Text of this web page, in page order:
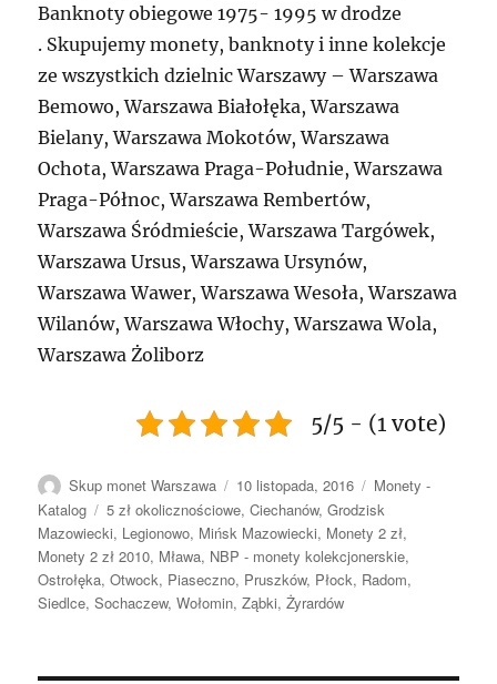
Banknoty obiegowe 1975- 1995 w drodze
. Skupujemy monety, banknoty i inne kolekcje
ze wszystkich dzielnic Warszawy – Warszawa
Bemowo, Warszawa Białołęka, Warszawa
Bielany, Warszawa Mokotów, Warszawa
Ochota, Warszawa Praga-Południe, Warszawa
Praga-Północ, Warszawa Rembertów,
Warszawa Śródmieście, Warszawa Targówek,
Warszawa Ursus, Warszawa Ursynów,
Warszawa Wawer, Warszawa Wesoła, Warszawa
Wilanów, Warszawa Włochy, Warszawa Wola,
Warszawa Żoliborz
5/5 - (1 vote)
Autor
Skup monet Warszawa
Data
publikacji
10 listopada, 2016 Kategorie
Monety -
Katalog
Tagi
5 zł okolicznościowe,Ciechanów,Grodzisk
Mazowiecki, Legionowo, Mińsk Mazowiecki, Monety 2 zł,
Monety 2 zł 2010, Mława, NBP - monety kolekcjonerskie,
Ostrołęka,Otwock, Piaseczno, Pruszków, Płock, Radom,
Siedlce,Sochaczew,Wołomin,Ząbki,Żyrardów